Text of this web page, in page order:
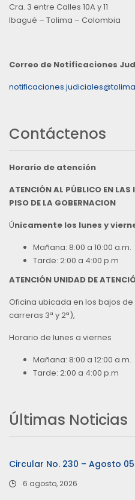
Cra. 3 entre Calles 10A y 11
Ibagué – Tolima – Colombia
Correo de Notificaciones
Contáctenos
Horario de atención
ATENCIÓN AL PÚBLICO EN
PISO DE LA GOBERNACION
Únicamente los lunes y
Mañana: 8:00 a 10:00 a.m.
Tarde: 2:00 a 4:00 p.m
ATENCIÓN UNIDAD DE
Oficina ubicada en los bajos de
carreras 3ª y 2ª),
Horario de lunes a viernes
Mañana: 8:00 a 12:00 a.m.
Tarde: 2:00 a 4:00 p.m
Últimas Noticias
Circular No. 230 – Agosto
6 agosto, 2026